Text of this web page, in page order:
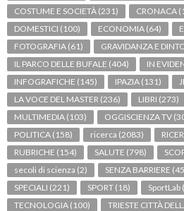
COSTUME E SOCIETÀ (231) CRONACA
DOMESTICI (100) ECONOMIA (64)
FOTOGRAFIA (61) GRAVIDANZA E
IL PARCO DELLE BUFALE (404) IN
INFOGRAFICHE (145) IPAZIA (131)
LA VOCE DEL MASTER (236) LIBRI (273)
MULTIMEDIA (103) OGGISCIENZA TV
POLITICA (158) ricerca (2083)
RUBRICHE (154) SALUTE (798)
secoli di scienza (2) SENZA BARRIERE
SPECIALI (221) SPORT (18) SportLab
TECNOLOGIA (100) TRIESTE CITTÀ